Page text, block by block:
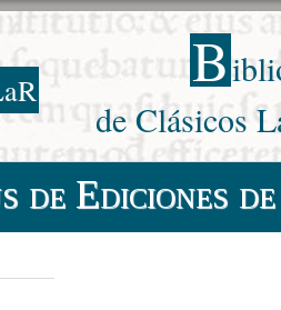
B
de Clásicos
de Ediciones